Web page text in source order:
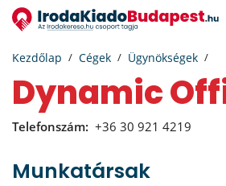
Kezdőlap Cégek Ügynökségek
Dynamic
Telefonszám: +36 30 921 4219
Munkatársak